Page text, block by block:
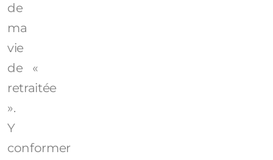
de
ma
vie
de «
retraitée
».
Y
conformer